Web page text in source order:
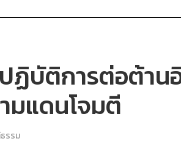
ฏิบัติการต่อต้า
มแดนโจมตี
รรม